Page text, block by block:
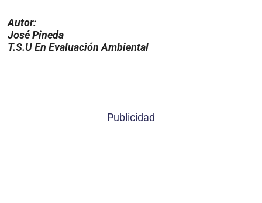
Autor:
José Pineda
T.S.U En Evaluación Ambiental
Publicidad